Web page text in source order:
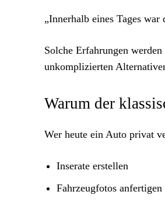
„Innerhalb eines Tages
Solche Erfahrungen
unkomplizierten
Warum der
Wer heute ein Auto privat
Inserate erstellen
Fahrzeugfotos anfertigen